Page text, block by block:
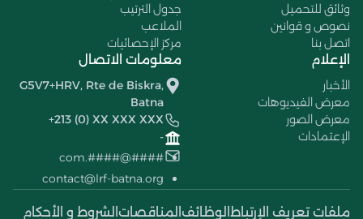
وثائق للتحميل
نصوص و قوانين
اتصل بنا
جدول الترتيب
الملاعب
مركز الإحصائيات
الإعلام
الأخبار
معرض الفيديوهات
معرض الصور
الإعتمادات
معلومات الاتصال
G5V7+HRV, Rte de Biskra,
Batna
+213 (0) XX XXX XXX
-
####@####.com
contact@lrf-batna.org
ملفات تعريف الإرتباط الوظائف المناقصات الشروط و الأحكام